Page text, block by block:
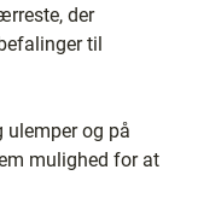
der
til
ulemper og på
mulighed for at